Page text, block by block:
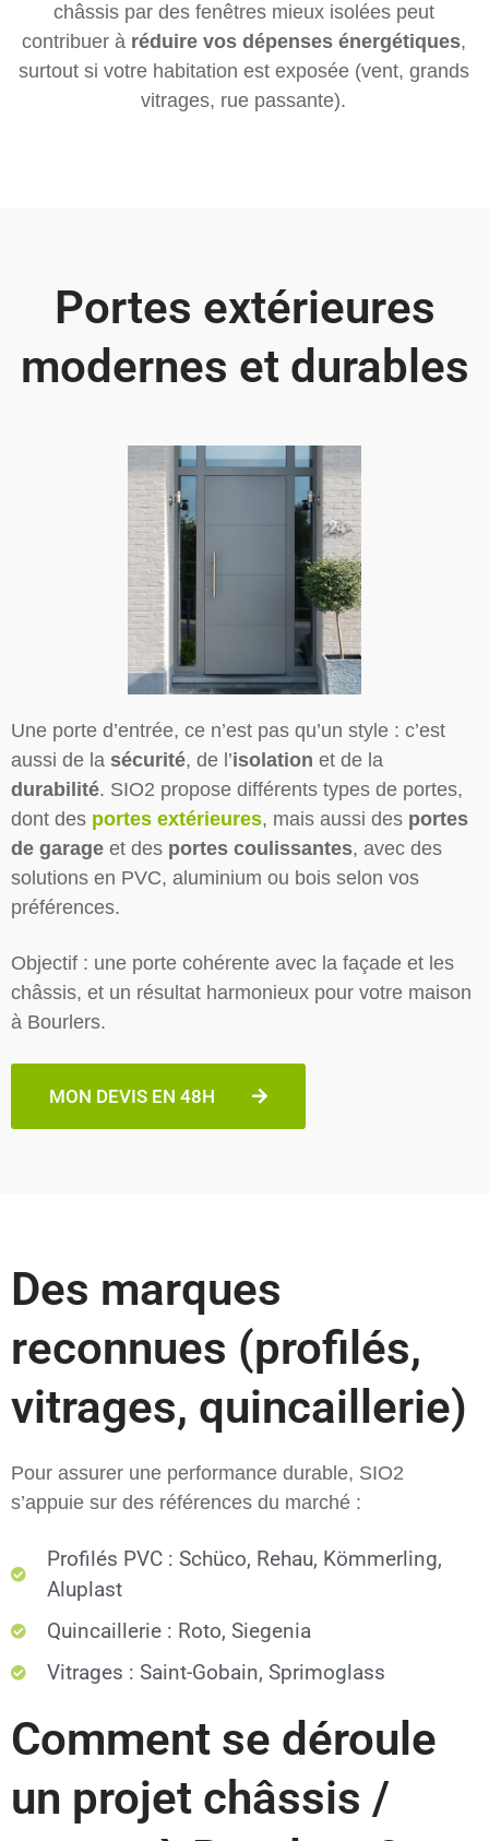
châssis par des fenêtres mieux isolées peut
contribuer à réduire vos dépenses énergétiques,
surtout si votre habitation est exposée (vent, grands
vitrages, rue passante).
Portes extérieures
modernes et durables
Une porte d’entrée, ce n’est pas qu’un style : c’est
aussi de la sécurité, de l’isolation et de la
durabilité. SIO2 propose différents types de portes,
dont des portes extérieures, mais aussi des portes
de garage et des portes coulissantes, avec des
solutions en PVC, aluminium ou bois selon vos
préférences.
Objectif : une porte cohérente avec la façade et les
châssis, et un résultat harmonieux pour votre maison
à Bourlers.
MON DEVIS EN 48H
Des marques
reconnues (profilés,
vitrages, quincaillerie)
Pour assurer une performance durable, SIO2
s’appuie sur des références du marché :
Profilés PVC : Schüco, Rehau, Kömmerling,
Aluplast
Quincaillerie : Roto, Siegenia
Vitrages : Saint-Gobain, Sprimoglass
Comment se déroule
un projet châssis /